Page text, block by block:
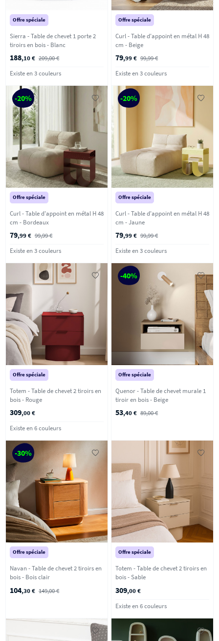
Offre spéciale
Sierra - Table de chevet 1 porte 2
tiroirs en bois - Blanc
188,10 € 209,00 €
Existe en 3 couleurs
Offre spéciale
Curl - Table d'appoint en métal H 48
cm - Beige
79,99 € 99,99 €
Existe en 3 couleurs
-20%
Offre spéciale
Curl - Table d'appoint en métal H 48
cm - Bordeaux
79,99 € 99,99 €
Existe en 3 couleurs
-20%
Offre spéciale
Curl - Table d'appoint en métal H 48
cm - Jaune
79,99 € 99,99 €
Existe en 3 couleurs
Offre spéciale
Totem - Table de chevet 2 tiroirs en
bois - Rouge
309,00 €
Existe en 6 couleurs
-40%
Offre spéciale
Quenor - Table de chevet murale 1
tiroir en bois - Beige
53,40 € 89,00 €
-30%
Offre spéciale
Navan - Table de chevet 2 tiroirs en
bois - Bois clair
104,30 € 149,00 €
Offre spéciale
Totem - Table de chevet 2 tiroirs en
bois - Sable
309,00 €
Existe en 6 couleurs